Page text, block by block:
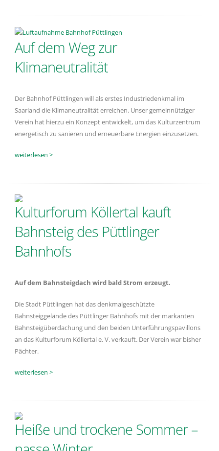
Auf dem Weg zur
Klimaneutralität
Der Bahnhof Püttlingen will als erstes Industriedenkmal im
Saarland die Klimaneutralität erreichen. Unser gemeinnütziger
Verein hat hierzu ein Konzept entwickelt, um das Kulturzentrum
energetisch zu sanieren und erneuerbare Energien einzusetzen.
weiterlesen >
Kulturforum Köllertal kauft
Bahnsteig des Püttlinger
Bahnhofs
Auf dem Bahnsteigdach wird bald Strom erzeugt.
Die Stadt Püttlingen hat das denkmalgeschützte
Bahnsteiggelände des Püttlinger Bahnhofs mit der markanten
Bahnsteigüberdachung und den beiden Unterführungspavillons
an das Kulturforum Köllertal e. V. verkauft. Der Verein war bisher
Pächter.
weiterlesen >
Heiße und trockene Sommer –